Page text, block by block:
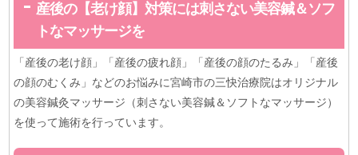
産後の【老け顔】対策には刺さない美容鍼＆ソフ
トなマッサージを
「産後の老け顔」「産後の疲れ顔」「産後の顔のたるみ」「産後
の顔のむくみ」などのお悩みに宮崎市の三快治療院はオリジナル
の美容鍼灸マッサージ（刺さない美容鍼＆ソフトなマッサージ）
を使って施術を行っています。